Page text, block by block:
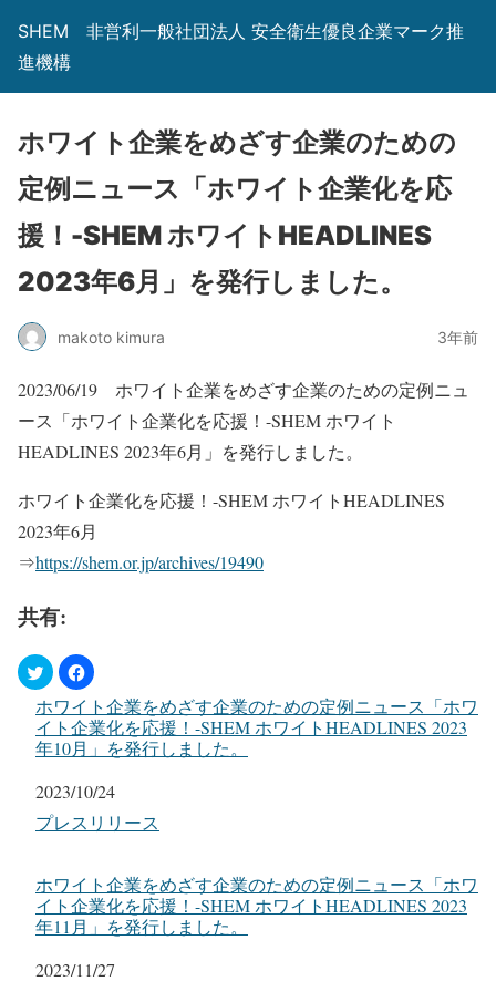
SHEM 非営利一般社団法人 安全衛生優良企業マーク推
進機構
ホワイト企業をめざす企業のための
定例ニュース「ホワイト企業化を応
援！-SHEM ホワイトHEADLINES
2023年6月」を発行しました。
makoto kimura 3年前
2023/06/19 ホワイト企業をめざす企業のための定例ニュ
ース「ホワイト企業化を応援！-SHEM ホワイト
HEADLINES 2023年6月」を発行しました。
ホワイト企業化を応援！-SHEM ホワイトHEADLINES
2023年6月
⇒https://shem.or.jp/archives/19490
共有:
ホワイト企業をめざす企業のための定例ニュース「ホワ
イト企業化を応援！-SHEM ホワイトHEADLINES 2023
年10月」を発行しました。
日付
2023/10/24
関連理由
プレスリリース
ホワイト企業をめざす企業のための定例ニュース「ホワ
イト企業化を応援！-SHEM ホワイトHEADLINES 2023
年11月」を発行しました。
日付
2023/11/27